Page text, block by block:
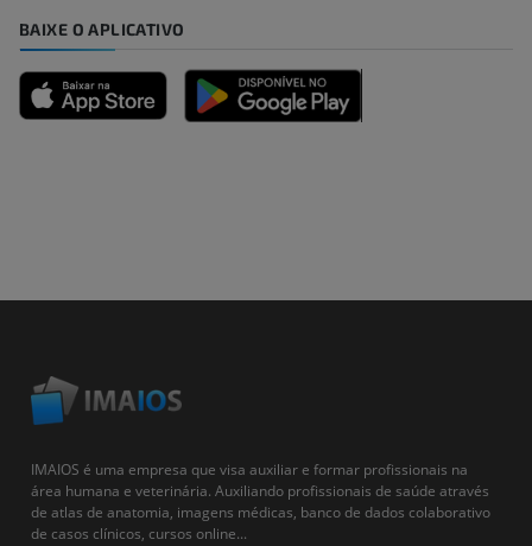
BAIXE O APLICATIVO
IMAIOS é uma empresa que visa auxiliar e formar profissionais na
área humana e veterinária. Auxiliando profissionais de saúde através
de atlas de anatomia, imagens médicas, banco de dados colaborativo
de casos clínicos, cursos online...